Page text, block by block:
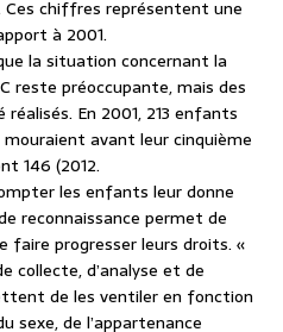
chiffres représentent une
à 2001.
la situation concernant la
reste préoccupante, mais des
En 2001, 213 enfants
avant leur cinquième
146 (2012.
les enfants leur donne
reconnaissance permet de
faire progresser leurs droits. «
collecte, d’analyse et de
de les ventiler en fonction
sexe, de l’appartenance